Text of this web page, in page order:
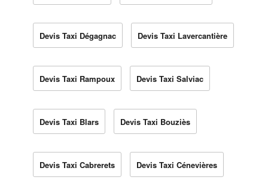
Devis Taxi Dégagnac Devis Taxi Lavercantière
Devis Taxi Rampoux Devis Taxi Salviac
Devis Taxi Blars Devis Taxi Bouziès
Devis Taxi Cabrerets Devis Taxi Cénevières